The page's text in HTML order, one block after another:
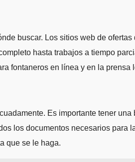
buscar. Los sitios web de
hasta trabajos a tiempo
fontaneros en línea y en la prensa
Es importante tener
los documentos necesarios para
que se le haga.